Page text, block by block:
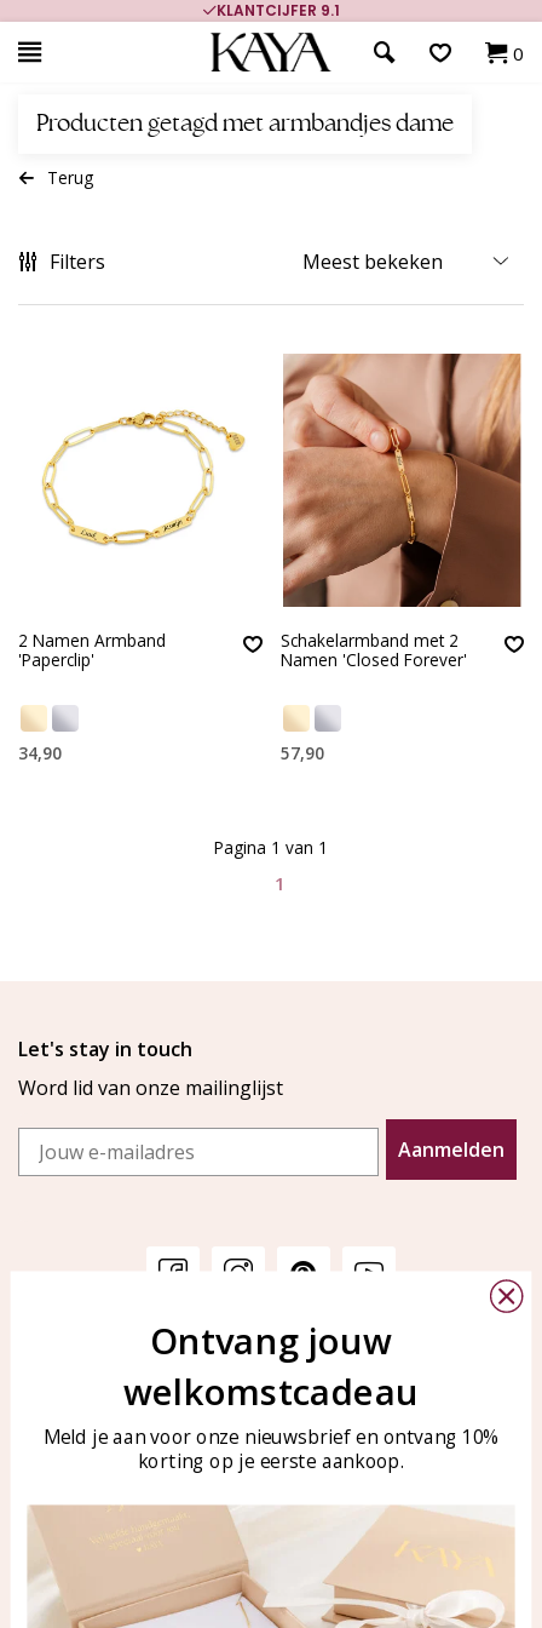
KLANTCIJFER 9.1
0
Producten getagd met armbandjes dame
Terug
Filters
2 Namen Armband
'Paperclip'
34,90
Schakelarmband met 2
Namen 'Closed Forever'
57,90
1
Pagina 1 van 1
Let's stay in touch
Word lid van onze mailinglijst
Email
Aanmelden
Veelgestelde vragen
Sieraden onderhouden
KAYA Sieraden
Bellen of WhatsApp Ma-Vr
Tel: 0850003187
WhatsApp: 0850003187
klantenservice@kayasierade
Ontvang jouw
welkomstcadeau
Meld je aan voor onze nieuwsbrief en ontvang 10%
korting op je eerste aankoop.